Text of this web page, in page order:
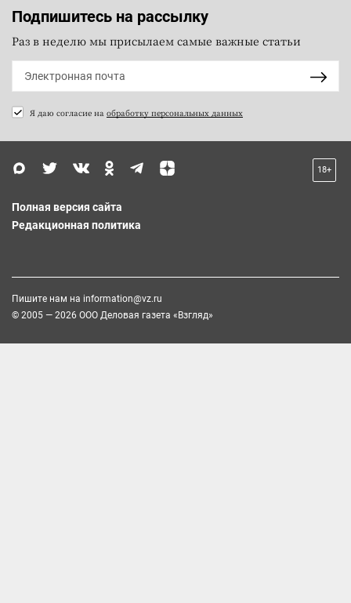
Подпишитесь на рассылку
Раз в неделю мы присылаем самые важные статьи
Я даю согласие на обработку персональных данных
18+
Полная версия сайта
Редакционная политика
Пишите нам на information@vz.ru
© 2005 — 2026 ООО Деловая газета «Взгляд»